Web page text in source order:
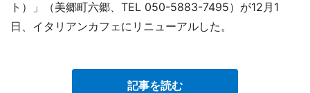
ト）」（美郷町六郷、TEL 050-5883-7495）が12月1
日、イタリアンカフェにリニューアルした。
記事を読む